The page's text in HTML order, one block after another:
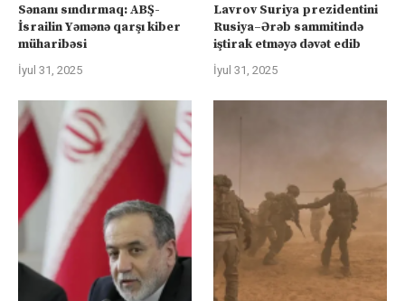
Sənanı sındırmaq: ABŞ-
İsrailin Yəmənə qarşı kiber
müharibəsi
İyul 31, 2025
Lavrov Suriya prezidentini
Rusiya–Ərəb sammitində
iştirak etməyə dəvət edib
İyul 31, 2025